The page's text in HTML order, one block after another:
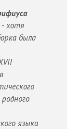
- хотя
была
языка